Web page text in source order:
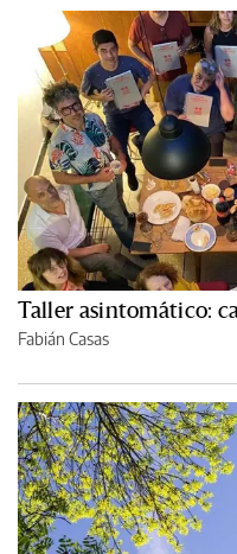
Taller asintomático:
Fabián Casas